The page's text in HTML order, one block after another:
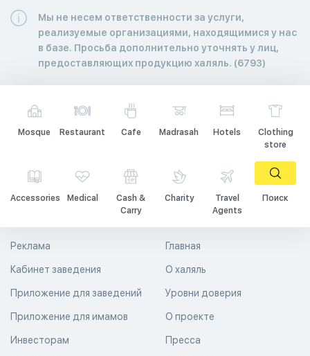
Мы не несем ответственности за услуги,
реализуемые организациями, находящимися у нас
в базе. Просьба дополнительно уточнять у лиц,
предоставляющих продукцию халяль. (6793)
Mosque Restaurant Cafe Madrasah Hotels
Clothing
store
Accessories Medical
Cash &
Carry
Charity
Travel
Agents
Поиск
Главная
О халяль
Уровни доверия
Реклама
Кабинет заведения
Приложение для заведений
Приложение для имамов О проекте
Пресса
Инвесторам